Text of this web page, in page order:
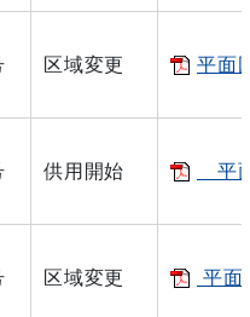
区域変更 平面
供用開始 平
区域変更 平面